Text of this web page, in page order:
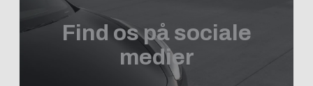
Find os på sociale
medier